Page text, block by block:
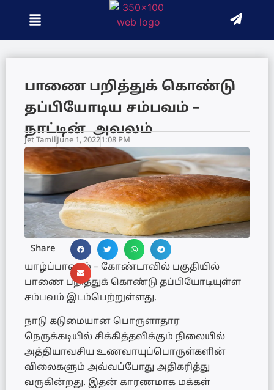
பாணை பறித்துக் கொண்டு
தப்பியோடிய சம்பவம் –
நாட்டின் அவலம்
Jet Tamil June 1, 20221:08 PM
Share
யாழ்ப்பாணம் – கோண்டாவில் பகுதியில்
பாணை பறித்துக் கொண்டு தப்பியோடியுள்ள
சம்பவம் இடம்பெற்றுள்ளது.
நாடு கடுமையான பொருளாதார
நெருக்கடியில் சிக்கித்தவிக்கும் நிலையில்
அத்தியாவசிய உணவாயுப்பொருள்களின்
விலைகளும் அவ்வப்போது அதிகரித்து
வருகின்றது. இதன் காரணமாக மக்கள்